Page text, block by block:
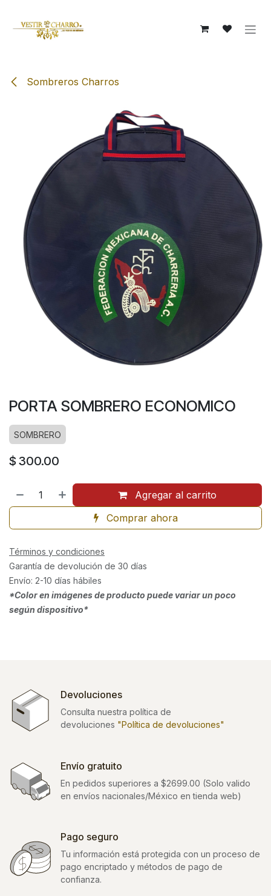
Sombreros Charros
PORTA SOMBRERO ECONOMICO
SOMBRERO
$ 300.00
Agregar al carrito
Comprar ahora
Términos y condiciones
Garantía de devolución de 30 días
Envío: 2-10 días hábiles
*Color en imágenes de producto puede variar un poco
según dispositivo*
Devoluciones
Consulta nuestra política de
devoluciones "Política de devoluciones"
Envío gratuito
En pedidos superiores a $2699.00 (Solo valido
en envíos nacionales/México en tienda web)
Pago seguro
Tu información está protegida con un proceso de
pago encriptado y métodos de pago de
confianza.